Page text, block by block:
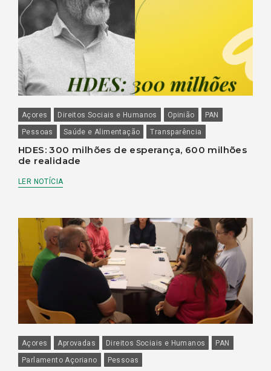
Açores Direitos Sociais e Humanos Opinião
PAN
Pessoas
Saúde e Alimentação Transparência
HDES: 300 milhões de esperança, 600 milhões
de realidade
LER NOTÍCIA
Açores Aprovadas Direitos Sociais e Humanos
PAN
Parlamento Açoriano
Pessoas